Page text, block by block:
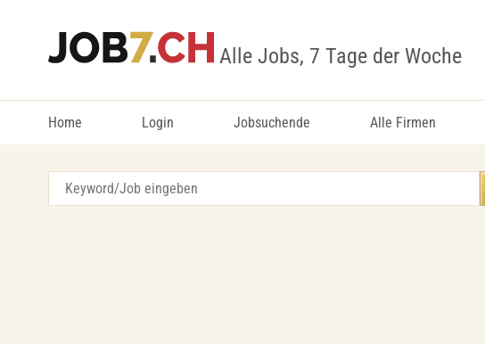
Alle Jobs, 7 Tage der Woche
Home Login Jobsuchende Alle Firmen